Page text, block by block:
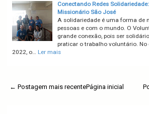
Conectando Redes
Missionário São José
A solidariedade é uma forma de
pessoas e com o mundo. O
grande conexão, pois ser
praticar o trabalho voluntário. No
2022, o… Ler mais
← Postagem mais recentePágina inicial